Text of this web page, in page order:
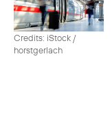
Credits: iStock /
horstgerlach